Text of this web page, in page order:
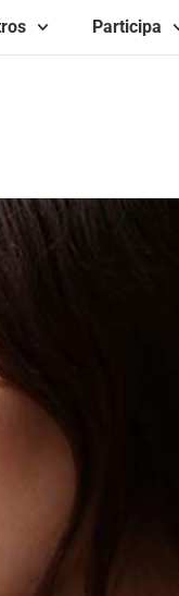
Participa